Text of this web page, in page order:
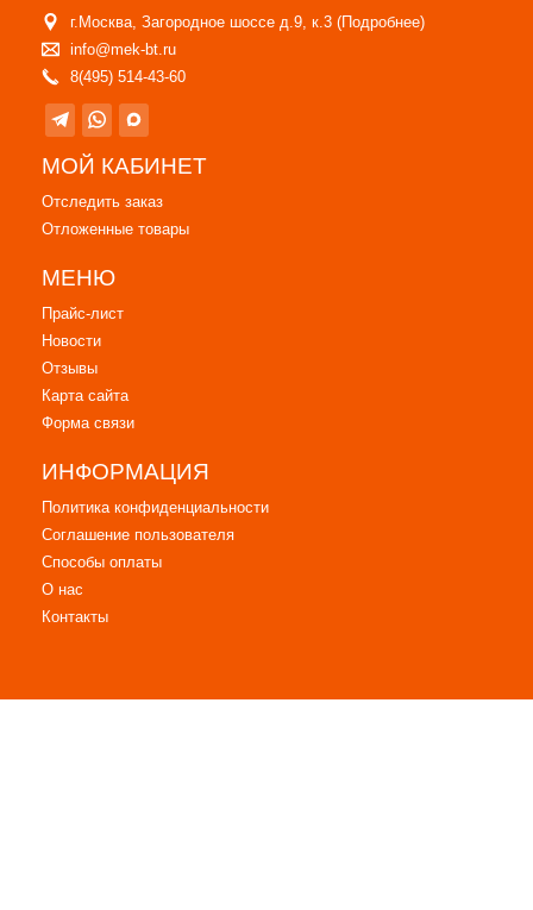
г.Москва, Загородное шоссе д.9, к.3 (Подробнее)
info@mek-bt.ru
8(495) 514-43-60
МОЙ КАБИНЕТ
Отследить заказ
Отложенные товары
МЕНЮ
Прайс-лист
Новости
Отзывы
Карта сайта
Форма связи
ИНФОРМАЦИЯ
Политика конфиденциальности
Соглашение пользователя
Способы оплаты
О нас
Контакты